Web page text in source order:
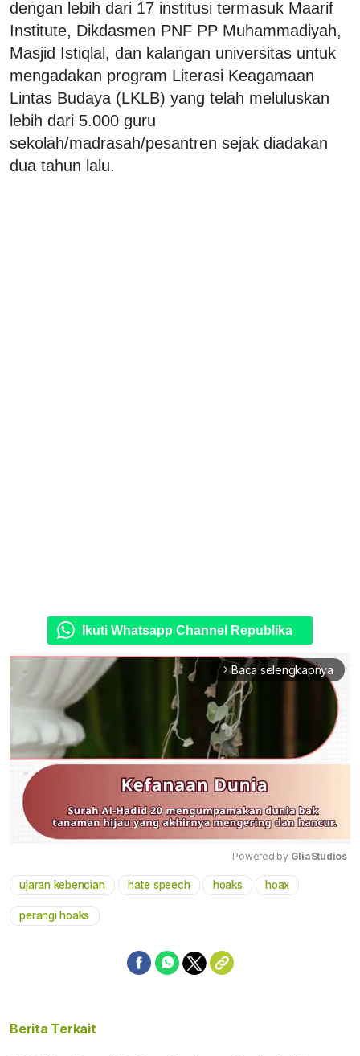
dengan lebih dari 17 institusi termasuk Maarif
Institute, Dikdasmen PNF PP Muhammadiyah,
Masjid Istiqlal, dan kalangan universitas untuk
mengadakan program Literasi Keagamaan
Lintas Budaya (LKLB) yang telah meluluskan
lebih dari 5.000 guru
sekolah/madrasah/pesantren sejak diadakan
dua tahun lalu.
Ikuti Whatsapp Channel Republika
arrow_forward_ios Baca selengkapnya
Mute
Powered by GliaStudios
ujaran kebencian hate speech hoaks hoax
perangi hoaks
Berita Terkait